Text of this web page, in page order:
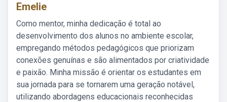
Emelie
Como mentor, minha dedicação é total ao
desenvolvimento dos alunos no ambiente escolar,
empregando métodos pedagógicos que priorizam
conexões genuínas e são alimentados por criatividade
e paixão. Minha missão é orientar os estudantes em
sua jornada para se tornarem uma geração notável,
utilizando abordagens educacionais reconhecidas